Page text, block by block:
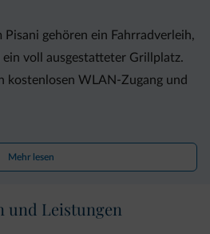
gehören ein Fahrradverleih,
voll ausgestatteter Grillplatz.
kostenlosen WLAN-Zugang und
eigenes Obst an und serviert
Konfitüren,
Mehr lesen
und Leistungen